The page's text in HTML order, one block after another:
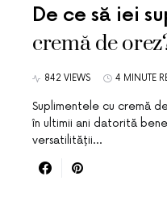
De ce să iei
cremă de
842 VIEWS 4 MINUTE
Suplimentele cu cremă
în ultimii ani datorită
versatilității…